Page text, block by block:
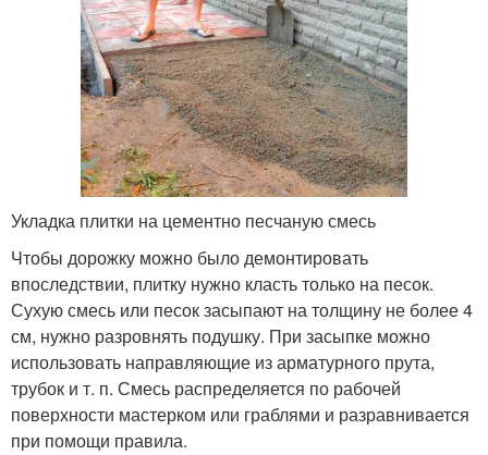
Укладка плитки на цементно песчаную смесь
Чтобы дорожку можно было демонтировать
впоследствии, плитку нужно класть только на песок.
Сухую смесь или песок засыпают на толщину не более 4
см, нужно разровнять подушку. При засыпке можно
использовать направляющие из арматурного прута,
трубок и т. п. Смесь распределяется по рабочей
поверхности мастерком или граблями и разравнивается
при помощи правила.